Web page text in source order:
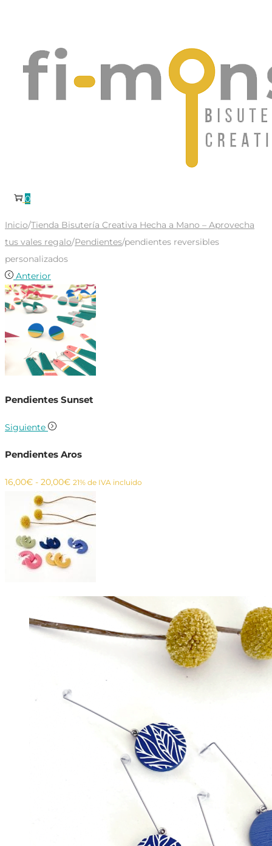
navegación
contenido
0
Inicio/Tienda Bisutería Creativa Hecha a Mano – Aprovecha
tus vales regalo/Pendientes/pendientes reversibles
personalizados
Anterior
Pendientes Sunset
Siguiente
Pendientes Aros
16,00€ - 20,00€Rango
de
precios:
16,00€
hasta
21% de IVA incluido